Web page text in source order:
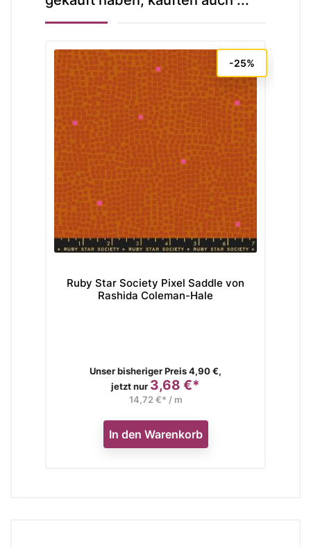
Ruby Star Society Pixel Saddle von
Rashida Coleman-Hale
Verkaufspreis
Unser bisheriger Preis 4,90 €,
jetzt nur
-25%
Preis
3,68 €*
14,72 €* / m
In den Warenkorb